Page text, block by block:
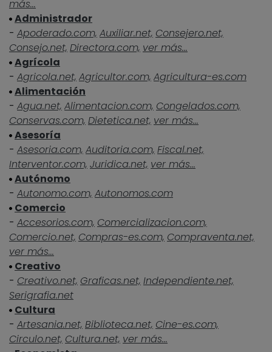
más...
Administrador
- Apoderado.com, Auxiliar.net, Consejero.net,
Consejo.net, Directora.com, ver más...
Agrícola
- Agricola.net, Agricultor.com, Agricultura-es.com
Alimentación
- Agua.net, Alimentacion.com, Congelados.com,
Conservas.com, Dietetica.net, ver más...
Asesoría
- Asesoria.com, Auditoria.com, Fiscal.net,
Interventor.com, Juridica.net, ver más...
Autónomo
- Autonomo.com, Autonomos.com
Comercio
- Accesorios.com, Comercializacion.com,
Comercio.net, Compras-es.com, Compraventa.net,
ver más...
Creativo
- Creativo.net, Graficas.net, Independiente.net,
Serigrafia.net
Cultura
- Artesania.net, Biblioteca.net, Cine-es.com,
Circulo.net, Cultura.net, ver más...